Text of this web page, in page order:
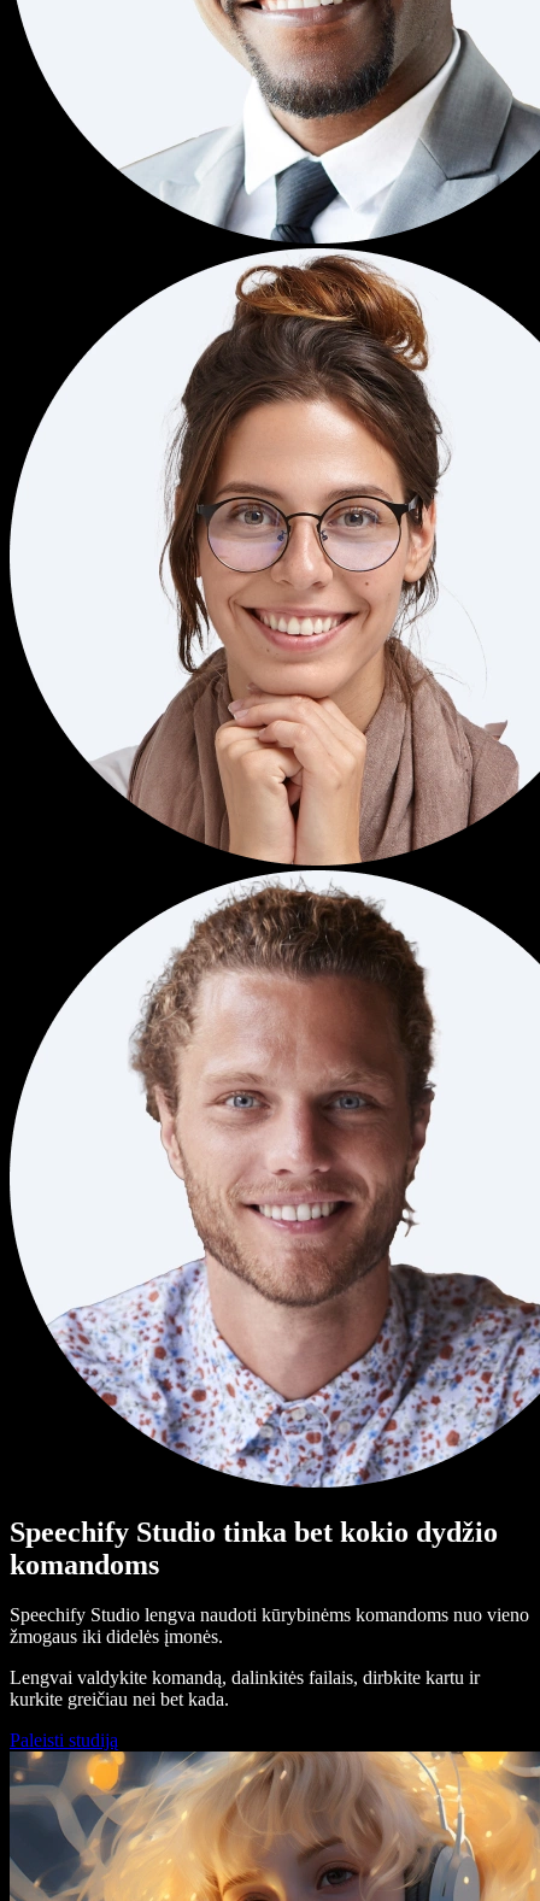
Speechify Studio tinka bet kokio dydžio
komandoms
Speechify Studio lengva naudoti kūrybinėms komandoms nuo vieno
žmogaus iki didelės įmonės.
Lengvai valdykite komandą, dalinkitės failais, dirbkite kartu ir
kurkite greičiau nei bet kada.
Paleisti studiją